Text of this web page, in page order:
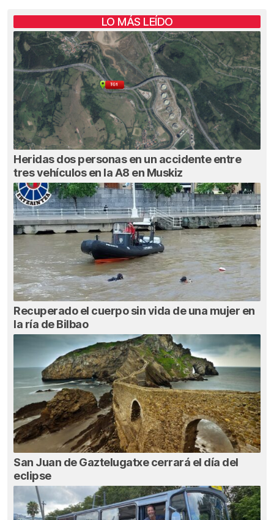
LO MÁS LEÍDO
Heridas dos personas en un accidente entre
tres vehículos en la A8 en Muskiz
Recuperado el cuerpo sin vida de una mujer en
la ría de Bilbao
San Juan de Gaztelugatxe cerrará el día del
eclipse